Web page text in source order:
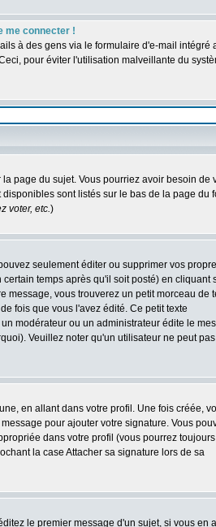
me connecter !
à des gens via le formulaire d'e-mail intégré
pour éviter l'utilisation malveillante du
page du sujet. Vous pourriez avoir besoin de
sont listés sur le bas de la page du
voter, etc.)
seulement éditer ou supprimer vos
temps après qu'il soit posté) en cliquant
vous trouverez un petit morceau de
fois que vous l'avez édité. Ce petit texte
modérateur ou un administrateur édite le
Veuillez noter qu'un utilisateur ne peut pas
en allant dans votre profil. Une fois créée,
pour ajouter votre signature. Vous
dans votre profil (vous pourrez toujours
la case Attacher sa signature lors de sa
le premier message d'un sujet, si vous en